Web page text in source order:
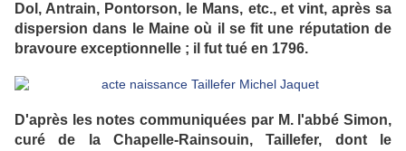
Dol, Antrain, Pontorson, le Mans, etc., et vint, après sa
dispersion dans le Maine où il se fit une réputation de
bravoure exceptionnelle ; il fut tué en 1796.
D'après les notes communiquées par M. l'abbé Simon,
curé de la Chapelle-Rainsouin, Taillefer, dont le